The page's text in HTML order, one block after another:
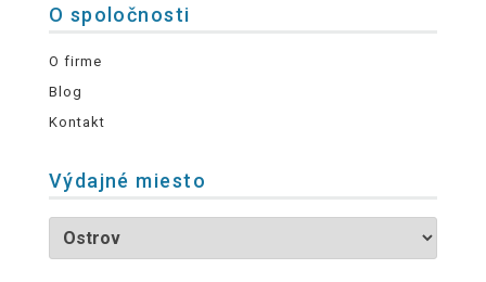
O spoločnosti
O firme
Blog
Kontakt
Výdajné miesto